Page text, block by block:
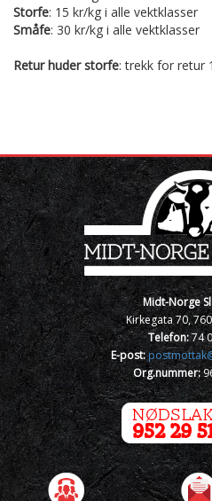
Storfe: 15 kr/kg i alle vektklasser
Småfe: 30 kr/kg i alle vektklasser
Retur huder storfe: trekk for retur
Midt-Norge
Kirkegata 70,
Telefon:74
E-post:
Org.nummer: